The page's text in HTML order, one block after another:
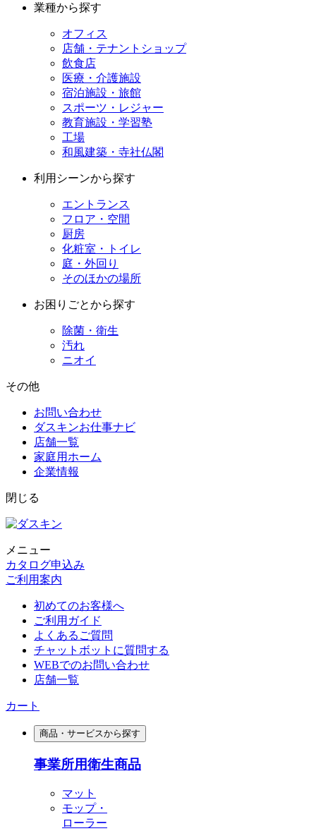
業種から探す
オフィス
店舗・テナントショップ
飲食店
医療・介護施設
宿泊施設・旅館
スポーツ・レジャー
教育施設・学習塾
工場
和風建築・寺社仏閣
利用シーンから探す
エントランス
フロア・空間
厨房
化粧室・トイレ
庭・外回り
そのほかの場所
お困りごとから探す
除菌・衛生
汚れ
ニオイ
その他
お問い合わせ
ダスキンお仕事ナビ
店舗一覧
家庭用ホーム
企業情報
閉じる
メニュー
カタログ申込み
ご利用案内
初めてのお客様へ
ご利用ガイド
よくあるご質問
チャットボットに質問する
WEBでのお問い合わせ
店舗一覧
カート
商品・サービスから探す
事業所用衛生商品
マット
モップ・
ローラー